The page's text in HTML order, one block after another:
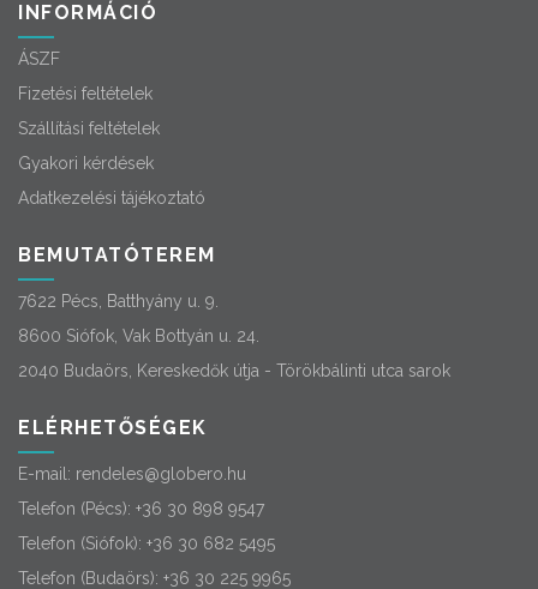
INFORMÁCIÓ
ÁSZF
Fizetési feltételek
Szállítási feltételek
Gyakori kérdések
Adatkezelési tájékoztató
BEMUTATÓTEREM
7622 Pécs, Batthyány u. 9.
8600 Siófok, Vak Bottyán u. 24.
2040 Budaörs, Kereskedők útja - Törökbálinti utca sarok
ELÉRHETŐSÉGEK
E-mail: rendeles@globero.hu
Telefon (Pécs): +36 30 898 9547
Telefon (Siófok): +36 30 682 5495
Telefon (Budaörs): +36 30 225 9965